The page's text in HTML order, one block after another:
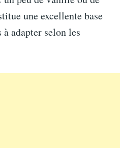
une excellente base
adapter selon les